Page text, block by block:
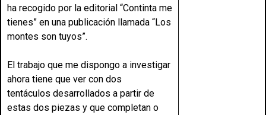
ha recogido por la editorial “Continta me
tienes” en una publicación llamada “Los
montes son tuyos”.
El trabajo que me dispongo a investigar
ahora tiene que ver con dos
tentáculos desarrollados a partir de
estas dos piezas y que completan o